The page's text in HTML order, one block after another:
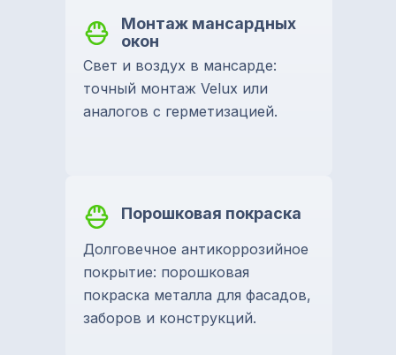
Монтаж мансардных
окон
Свет и воздух в мансарде:
точный монтаж Velux или
аналогов с герметизацией.
Порошковая покраска
Долговечное антикоррозийное
покрытие: порошковая
покраска металла для фасадов,
заборов и конструкций.